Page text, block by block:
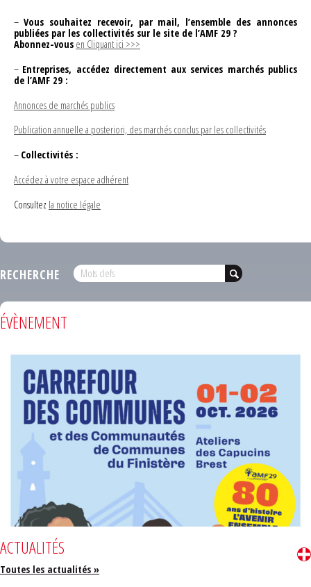
– Vous souhaitez recevoir, par mail, l’ensemble des annonces
publiées par les collectivités sur le site de l’AMF 29 ?
Abonnez-vous en Cliquant ici >>>
– Entreprises, accédez directement aux services marchés publics
de l’AMF 29 :
Annonces de marchés publics
Publication annuelle a posteriori, des marchés conclus par les collectivités
– Collectivités :
Accédez à votre espace adhérent
Consultez la notice légale
RECHERCHE
ÉVÈNEMENT
ACTUALITÉS
Toutes les actualités »